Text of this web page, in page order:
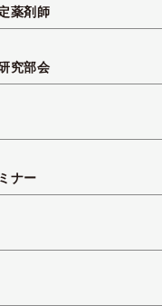
薬剤師
究部会
ナー